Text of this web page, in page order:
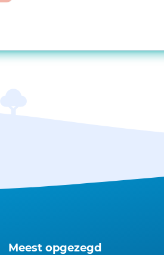
Meest opgezegd